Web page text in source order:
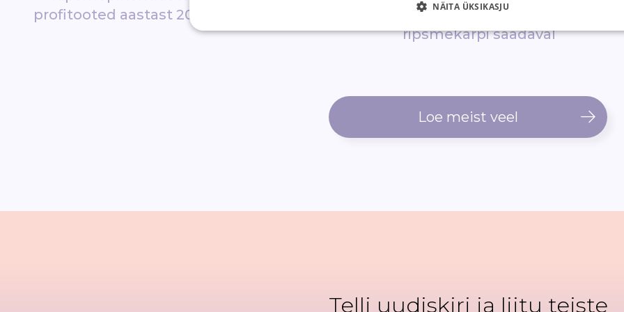
profitooted aastast 2010
900 erinevat
ripsmekarpi saadaval
Loe meist veel
Telli uudiskiri ja liitu teiste
NÄITA ÜKSIKASJU